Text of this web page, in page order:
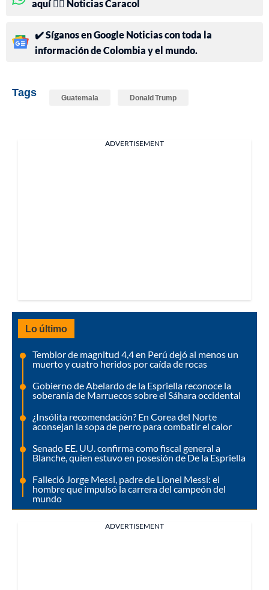
aquí 👉🏻 Noticias Caracol
✔️ Síganos en Google Noticias con toda la
información de Colombia y el mundo.
Tags Guatemala Donald Trump
ADVERTISEMENT
Lo último
Temblor de magnitud 4,4 en Perú dejó al menos un
muerto y cuatro heridos por caída de rocas
Gobierno de Abelardo de la Espriella reconoce la
soberanía de Marruecos sobre el Sáhara occidental
¿Insólita recomendación? En Corea del Norte
aconsejan la sopa de perro para combatir el calor
Senado EE. UU. confirma como fiscal general a
Blanche, quien estuvo en posesión de De la Espriella
Falleció Jorge Messi, padre de Lionel Messi: el
hombre que impulsó la carrera del campeón del
mundo
ADVERTISEMENT